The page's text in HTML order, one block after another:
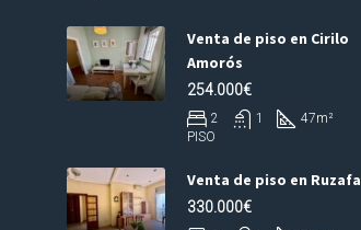
Venta de piso en Cirilo
Amorós
254.000€
2 1 47m²
PISO
Venta de piso en Ruzafa
330.000€